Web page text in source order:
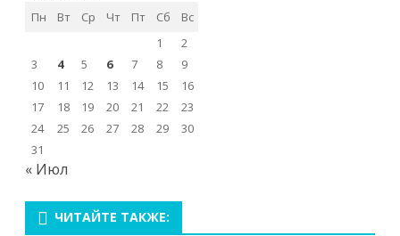
Пн
Вт Ср Чт Пт Сб
Вс
1
2
3
4 5 6 7 8
9
10
11 12 13 14 15
16
17
18 19 20 21 22
23
24
25 26 27 28 29
30
31
« Июл
ЧИТАЙТЕ ТАКЖЕ: